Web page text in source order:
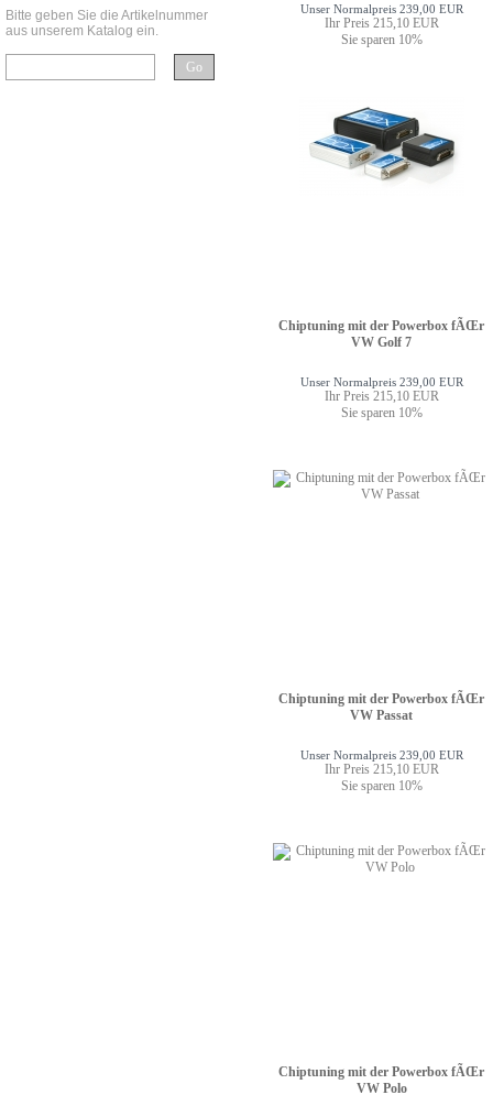
Unser Normalpreis 239,00 EUR
Ihr Preis 215,10 EUR
Sie sparen 10%
Chiptuning mit der Powerbox fÃŒr
VW Golf 7
Unser Normalpreis 239,00 EUR
Ihr Preis 215,10 EUR
Sie sparen 10%
Chiptuning mit der Powerbox fÃŒr
VW Passat
Unser Normalpreis 239,00 EUR
Ihr Preis 215,10 EUR
Sie sparen 10%
Chiptuning mit der Powerbox fÃŒr
VW Polo
Bitte geben Sie die Artikelnummer
aus unserem Katalog ein.
Go